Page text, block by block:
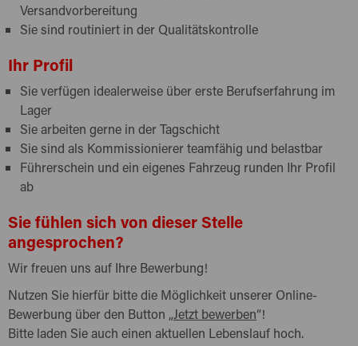
Versandvorbereitung
Sie sind routiniert in der Qualitätskontrolle
Ihr Profil
Sie verfügen idealerweise über erste Berufserfahrung im
Lager
Sie arbeiten gerne in der Tagschicht
Sie sind als Kommissionierer teamfähig und belastbar
Führerschein und ein eigenes Fahrzeug runden Ihr Profil
ab
Sie fühlen sich von dieser Stelle
angesprochen?
Wir freuen uns auf Ihre Bewerbung!
Nutzen Sie hierfür bitte die Möglichkeit unserer Online-
Bewerbung über den Button „Jetzt bewerben“!
Bitte laden Sie auch einen aktuellen Lebenslauf hoch.